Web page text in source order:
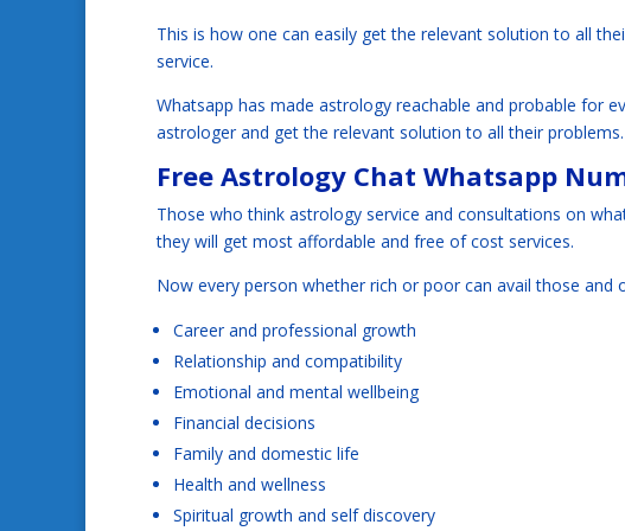
This is how one can easily get the relevant solution to all
service.
Whatsapp has made astrology reachable and probable for
astrologer and get the relevant solution to all their problems.
Free Astrology Chat Whatsapp
Those who think astrology service and consultations on
they will get most affordable and free of cost services.
Now every person whether rich or poor can avail those and
Career and professional growth
Relationship and compatibility
Emotional and mental wellbeing
Financial decisions
Family and domestic life
Health and wellness
Spiritual growth and self discovery